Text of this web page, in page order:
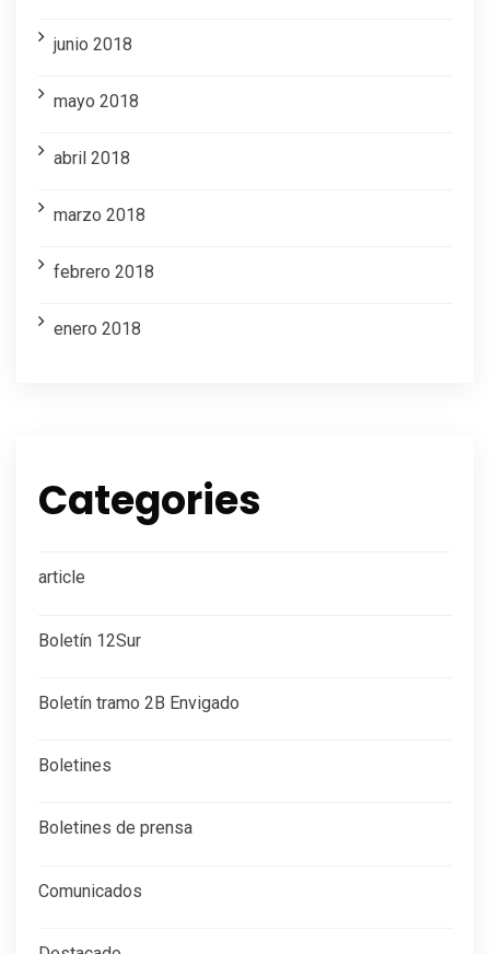
junio 2018
mayo 2018
abril 2018
marzo 2018
febrero 2018
enero 2018
Categories
article
Boletín 12Sur
Boletín tramo 2B Envigado
Boletines
Boletines de prensa
Comunicados